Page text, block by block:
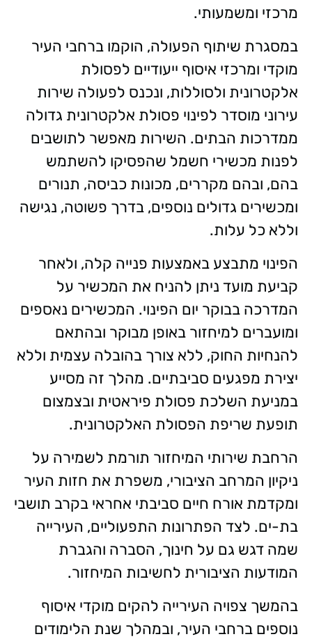
מרכזי ומשמעותי.
במסגרת שיתוף הפעולה, הוקמו ברחבי העיר
מוקדי ומרכזי איסוף ייעודיים לפסולת
אלקטרונית ולסוללות, ונכנס לפעולה שירות
עירוני מוסדר לפינוי פסולת אלקטרונית גדולה
ממדרכות הבתים. השירות מאפשר לתושבים
לפנות מכשירי חשמל שהפסיקו להשתמש
בהם, ובהם מקררים, מכונות כביסה, תנורים
ומכשירים גדולים נוספים, בדרך פשוטה, נגישה
וללא כל עלות.
הפינוי מתבצע באמצעות פנייה קלה, ולאחר
קביעת מועד ניתן להניח את המכשיר על
המדרכה בבוקר יום הפינוי. המכשירים נאספים
ומועברים למיחזור באופן מבוקר ובהתאם
להנחיות החוק, ללא צורך בהובלה עצמית וללא
יצירת מפגעים סביבתיים. מהלך זה מסייע
במניעת השלכת פסולת פיראטית ובצמצום
תופעת שריפת הפסולת האלקטרונית.
הרחבת שירותי המיחזור תורמת לשמירה על
ניקיון המרחב הציבורי, משפרת את חזות העיר
ומקדמת אורח חיים סביבתי אחראי בקרב תושבי
בת-ים. לצד הפתרונות התפעוליים, העירייה
שמה דגש גם על חינוך, הסברה והגברת
המודעות הציבורית לחשיבות המיחזור.
בהמשך צפויה העירייה להקים מוקדי איסוף
נוספים ברחבי העיר, ובמהלך שנת הלימודים